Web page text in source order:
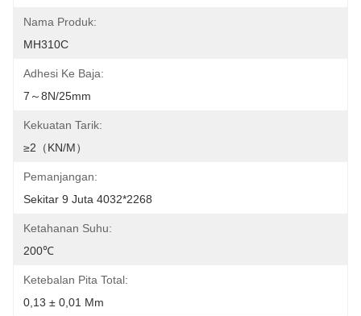
Nama Produk:
MH310C
Adhesi Ke Baja:
7～8N/25mm
Kekuatan Tarik:
≥2（KN/M）
Pemanjangan:
Sekitar 9 Juta 4032*2268
Ketahanan Suhu:
200℃
Ketebalan Pita Total:
0,13 ± 0,01 Mm